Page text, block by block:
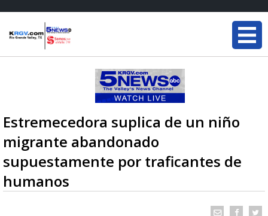
Estremecedora suplica de un niño
migrante abandonado
supuestamente por traficantes de
humanos